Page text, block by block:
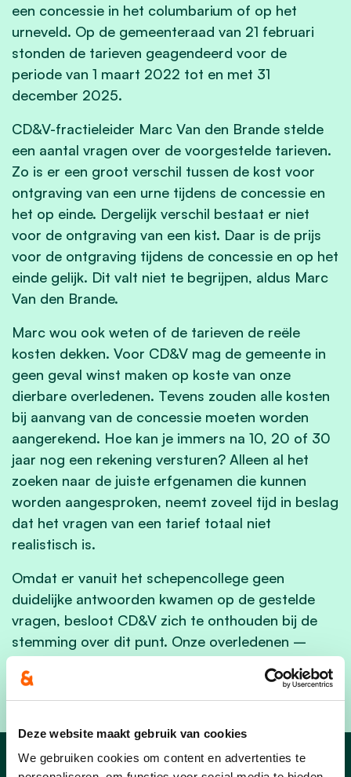
Deze website maakt gebruik van cookies
We gebruiken cookies om content en advertenties te
een concessie in het columbarium of op het
urneveld. Op de gemeenteraad van 21 februari
stonden de tarieven geagendeerd voor de
periode van 1 maart 2022 tot en met 31
december 2025.
CD&V-fractieleider Marc Van den Brande stelde
een aantal vragen over de voorgestelde tarieven.
Zo is er een groot verschil tussen de kost voor
ontgraving van een urne tijdens de concessie en
het op einde. Dergelijk verschil bestaat er niet
voor de ontgraving van een kist. Daar is de prijs
voor de ontgraving tijdens de concessie en op het
einde gelijk. Dit valt niet te begrijpen, aldus Marc
Van den Brande.
Marc wou ook weten of de tarieven de reële
kosten dekken. Voor CD&V mag de gemeente in
geen geval winst maken op koste van onze
dierbare overledenen. Tevens zouden alle kosten
bij aanvang van de concessie moeten worden
aangerekend. Hoe kan je immers na 10, 20 of 30
jaar nog een rekening versturen? Alleen al het
zoeken naar de juiste erfgenamen die kunnen
worden aangesproken, neemt zoveel tijd in beslag
dat het vragen van een tarief totaal niet
realistisch is.
Omdat er vanuit het schepencollege geen
duidelijke antwoorden kwamen op de gestelde
vragen, besloot CD&V zich te onthouden bij de
stemming over dit punt. Onze overledenen –
maar ook de nabestaanden - verdienen meer
respect.